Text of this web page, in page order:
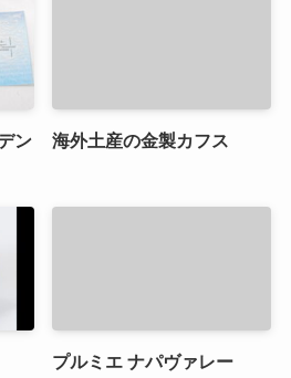
ン
海外土産の金製カフス
プルミエ ナパヴァレー